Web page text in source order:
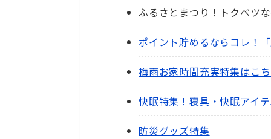
ふるさとまつり！トクベツ
ポイント貯めるならコレ！
梅雨お家時間充実特集はこ
快眠特集！寝具・快眠アイ
防災グッズ特集